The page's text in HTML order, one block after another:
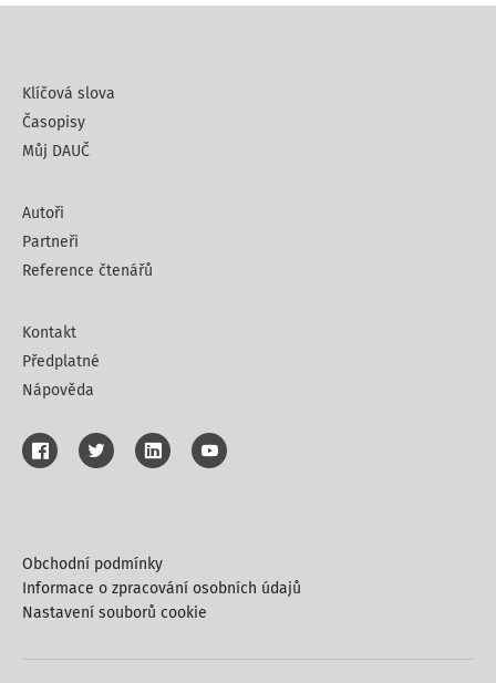
Klíčová slova
Časopisy
Můj DAUČ
Autoři
Partneři
Reference čtenářů
Kontakt
Předplatné
Nápověda
Obchodní podmínky
Informace o zpracování osobních údajů
Nastavení souborů cookie